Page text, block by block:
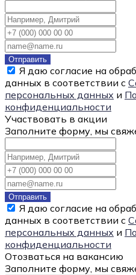
Отправить
Я даю согласие на
данных в соответствии с
персональных данных и
конфиденциальности
Участвовать в акции
Заполните форму, мы
Отправить
Я даю согласие на
данных в соответствии с
персональных данных и
конфиденциальности
Отозваться на вакансию
Заполните форму, мы